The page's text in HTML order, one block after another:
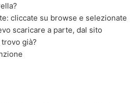
cliccate su browse e selezionate
scaricare a parte, dal sito
già?